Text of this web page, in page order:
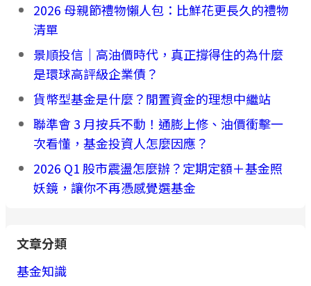
2026 母親節禮物懶人包：比鮮花更長久的禮物
清單
景順投信｜高油價時代，真正撐得住的為什麼
是環球高評級企業債？
貨幣型基金是什麼？閒置資金的理想中繼站
聯準會 3 月按兵不動！通膨上修、油價衝擊一
次看懂，基金投資人怎麼因應？
2026 Q1 股市震盪怎麼辦？定期定額＋基金照
妖鏡，讓你不再憑感覺選基金
文章分類
基金知識